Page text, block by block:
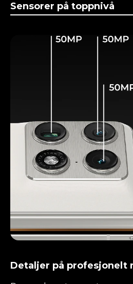
Sensorer på toppnivå
Detaljer på profesjonelt